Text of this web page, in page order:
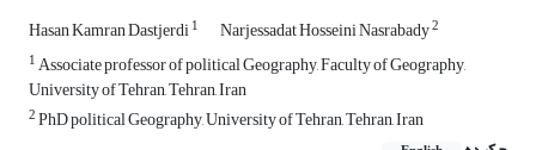
Hasan Kamran Dastjerdi1 Narjessadat Hosseini Nasrabady2
1Associate professor of political Geography, Faculty of Geography,
University of Tehran, Tehran, Iran
2PhD political Geography, University of Tehran, Tehran, Iran